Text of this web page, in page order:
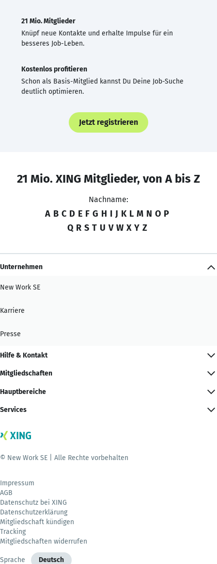
21 Mio. Mitglieder
Knüpf neue Kontakte und erhalte Impulse für ein
besseres Job-Leben.
Kostenlos profitieren
Schon als Basis-Mitglied kannst Du Deine Job-Suche
deutlich optimieren.
Jetzt registrieren
21 Mio. XING Mitglieder, von A bis Z
Nachname:
A B C D E F G H I J K L M N O P
Q R S T U V W X Y Z
Unternehmen
New Work SE
Karriere
Presse
Hilfe & Kontakt
Mitgliedschaften
Hauptbereiche
Services
© New Work SE | Alle Rechte vorbehalten
Impressum
AGB
Datenschutz bei XING
Datenschutzerklärung
Mitgliedschaft kündigen
Tracking
Mitgliedschaften widerrufen
Sprache Deutsch